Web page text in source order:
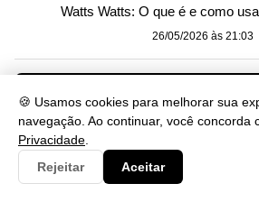
🍪 Usamos cookies para melhorar sua
navegação. Ao continuar, você concorda
Privacidade
Rejeitar
Aceitar
Watts Watts: O que é e como
26/05/2026 às 21:03